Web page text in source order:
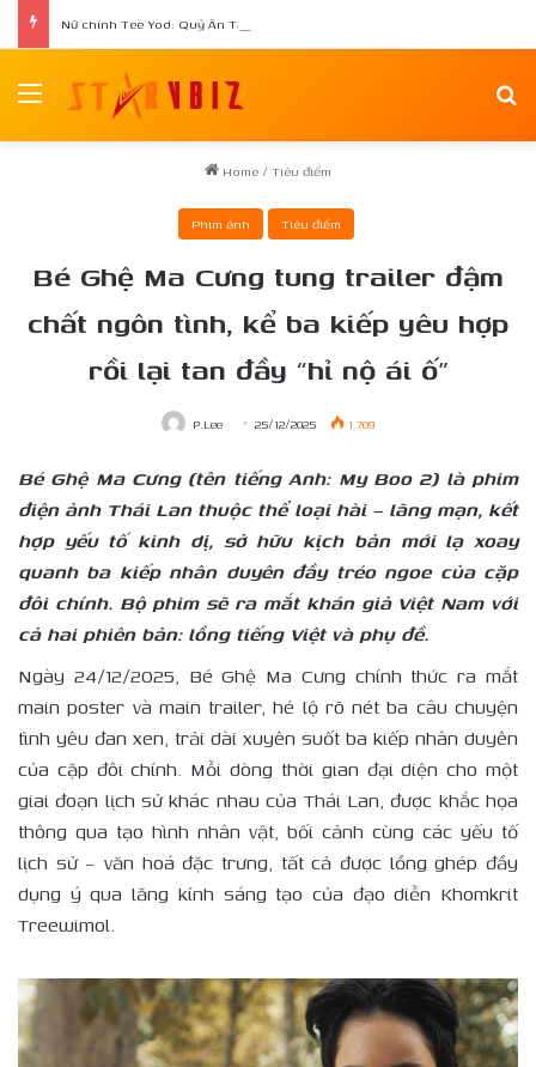
Menu
Home/ Tiêu điểm
Phim ảnh Tiêu điểm
Bé Ghệ Ma Cưng tung trailer đậm
chất ngôn tình, kể ba kiếp yêu hợp
rồi lại tan đầy “hỉ nộ ái ố”
P.Lee 25/12/2025 1.709
Bé Ghệ Ma Cưng (tên tiếng Anh: My Boo 2) là phim
điện ảnh Thái Lan thuộc thể loại hài – lãng mạn, kết
hợp yếu tố kinh dị, sở hữu kịch bản mới lạ xoay
quanh ba kiếp nhân duyên đầy tréo ngoe của cặp
đôi chính. Bộ phim sẽ ra mắt khán giả Việt Nam với
cả hai phiên bản: lồng tiếng Việt và phụ đề.
Ngày 24/12/2025, Bé Ghệ Ma Cưng chính thức ra mắt
main poster và main trailer, hé lộ rõ nét ba câu chuyện
tình yêu đan xen, trải dài xuyên suốt ba kiếp nhân duyên
của cặp đôi chính. Mỗi dòng thời gian đại diện cho một
giai đoạn lịch sử khác nhau của Thái Lan, được khắc họa
thông qua tạo hình nhân vật, bối cảnh cùng các yếu tố
lịch sử – văn hoá đặc trưng, tất cả được lồng ghép đầy
dụng ý qua lăng kính sáng tạo của đạo diễn Khomkrit
Treewimol.